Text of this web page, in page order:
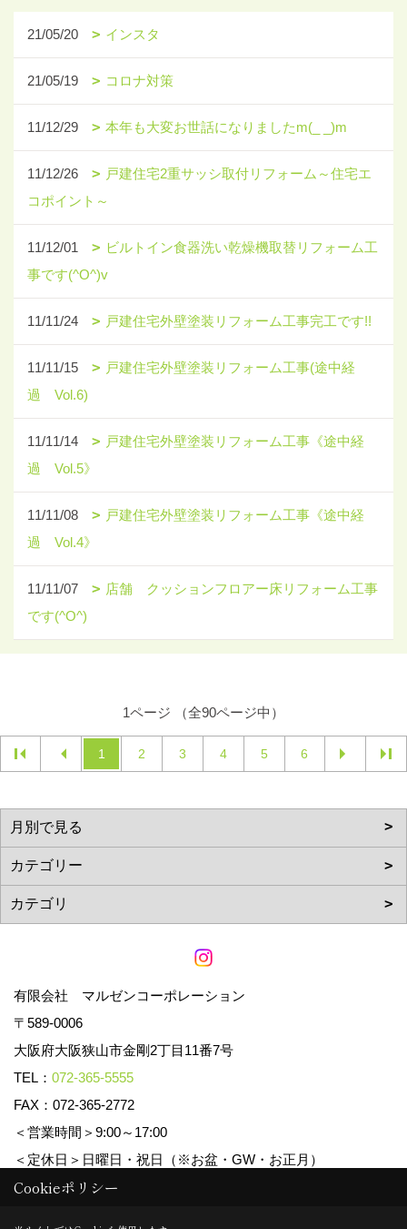
21/05/20 インスタ
21/05/19 コロナ対策
11/12/29 本年も大変お世話になりましたm(_ _)m
11/12/26
戸建住宅2重サッシ取付リフォーム～住宅エ
コポイント～
11/12/01
ビルトイン食器洗い乾燥機取替リフォーム工
事です(^O^)v
11/11/24 戸建住宅外壁塗装リフォーム工事完工です!!
11/11/15
戸建住宅外壁塗装リフォーム工事(途中経
過 Vol.6)
11/11/14
戸建住宅外壁塗装リフォーム工事《途中経
過 Vol.5》
11/11/08
戸建住宅外壁塗装リフォーム工事《途中経
過 Vol.4》
11/11/07
店舗 クッションフロアー床リフォーム工事
です(^O^)
1ページ （全90ページ中）
1 2 3 4 5 6
有限会社 マルゼンコーポレーション
〒589-0006
大阪府大阪狭山市金剛2丁目11番7号
TEL： 072-365-5555
FAX：072-365-2772
＜営業時間＞9:00～17:00
＜定休日＞日曜日・祝日（※お盆・GW・お正月）
Cookieポリシー